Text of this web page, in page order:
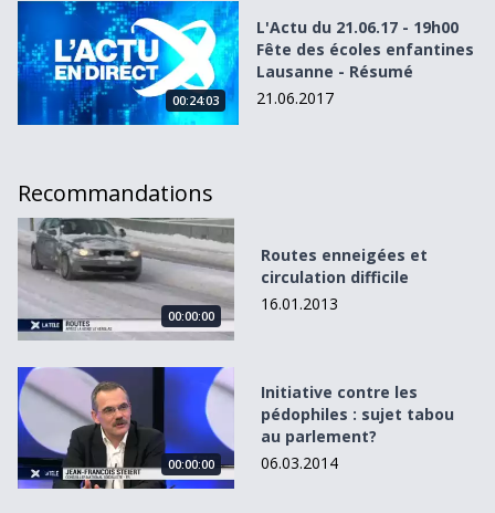
L&#039;Actu du 21.06.17 - 19h00 Fête des écoles
00:24:03
L'Actu du 21.06.17 - 19h00
Fête des écoles enfantines
Lausanne - Résumé
21.06.2017
Recommandations
Routes enneigées et circulation difficile
00:00:00
Routes enneigées et
circulation difficile
16.01.2013
Initiative contre les pédophiles : sujet tabou au
00:00:00
Initiative contre les
pédophiles : sujet tabou
au parlement?
06.03.2014